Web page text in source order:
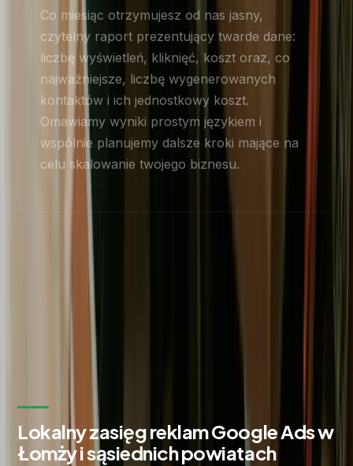
Co miesiąc otrzymujesz od nas jasny,
czytelny raport prezentujący twarde dane:
liczbę wyświetleń, kliknięć, koszt oraz, co
najważniejsze, liczbę wygenerowanych
kontaktów i ich jednostkowy koszt.
Omawiamy wyniki prostym językiem i
wspólnie planujemy dalsze kroki mające na
celu skalowanie twojego biznesu.
Lokalny zasięg reklam Google Ads w
Łomży i sąsiednich powiatach